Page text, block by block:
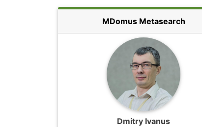
MDomus Metasearch
Dmitry Ivanus